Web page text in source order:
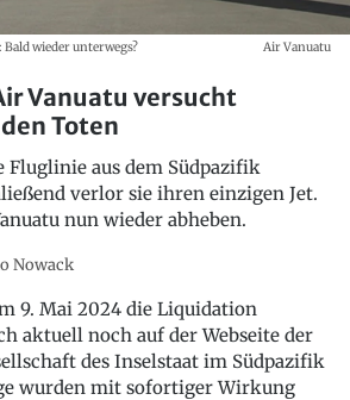
wieder unterwegs?
Air Vanuatu
Vanuatu versucht
Toten
Fluglinie aus dem Südpazifik
verlor sie ihren einzigen Jet.
nun wieder abheben.
Nowack
9. Mai 2024 die Liquidation
aktuell noch auf der Webseite der
des Inselstaat im Südpazifik
wurden mit sofortiger Wirkung